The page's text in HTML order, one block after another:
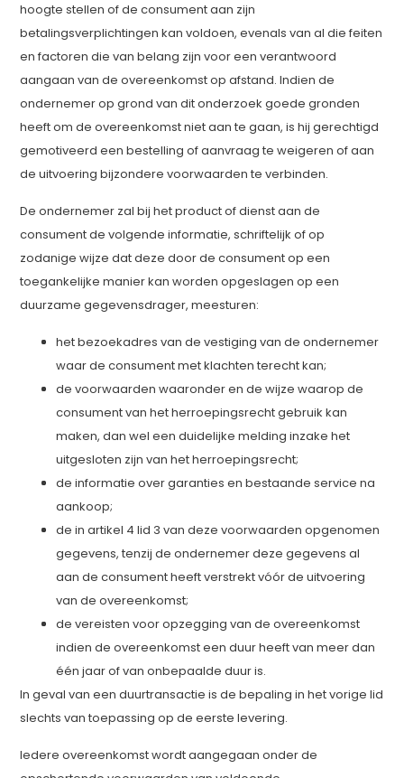
hoogte stellen of de consument aan zijn
betalingsverplichtingen kan voldoen, evenals van al die feiten
en factoren die van belang zijn voor een verantwoord
aangaan van de overeenkomst op afstand. Indien de
ondernemer op grond van dit onderzoek goede gronden
heeft om de overeenkomst niet aan te gaan, is hij gerechtigd
gemotiveerd een bestelling of aanvraag te weigeren of aan
de uitvoering bijzondere voorwaarden te verbinden.
De ondernemer zal bij het product of dienst aan de
consument de volgende informatie, schriftelijk of op
zodanige wijze dat deze door de consument op een
toegankelijke manier kan worden opgeslagen op een
duurzame gegevensdrager, meesturen:
het bezoekadres van de vestiging van de ondernemer
waar de consument met klachten terecht kan;
de voorwaarden waaronder en de wijze waarop de
consument van het herroepingsrecht gebruik kan
maken, dan wel een duidelijke melding inzake het
uitgesloten zijn van het herroepingsrecht;
de informatie over garanties en bestaande service na
aankoop;
de in artikel 4 lid 3 van deze voorwaarden opgenomen
gegevens, tenzij de ondernemer deze gegevens al
aan de consument heeft verstrekt vóór de uitvoering
van de overeenkomst;
de vereisten voor opzegging van de overeenkomst
indien de overeenkomst een duur heeft van meer dan
één jaar of van onbepaalde duur is.
In geval van een duurtransactie is de bepaling in het vorige lid
slechts van toepassing op de eerste levering.
Iedere overeenkomst wordt aangegaan onder de